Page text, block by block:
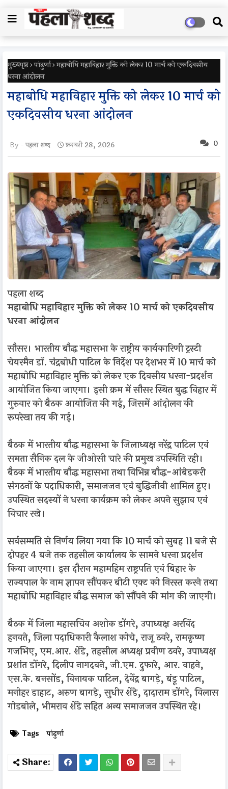
मुख्यपृष्ठ पांढुर्णा महाबोधि महाविहार मुक्ति को लेकर 10 मार्च को एकदिवसीय
धरना आंदोलन
महाबोधि महाविहार मुक्ति को लेकर 10 मार्च को
एकदिवसीय धरना आंदोलन
0
पहला शब्द फ़रवरी 28, 2026
पहला शब्द
महाबोधि महाविहार मुक्ति को लेकर 10 मार्च को एकदिवसीय
धरना आंदोलन
सौसर। भारतीय बौद्ध महासभा के राष्ट्रीय कार्यकारिणी ट्रस्टी
चेयरमैन डॉ. चंद्रबोधी पाटिल के निर्देश पर देशभर में 10 मार्च को
महाबोधि महाविहार मुक्ति को लेकर एक दिवसीय धरना-प्रदर्शन
आयोजित किया जाएगा। इसी क्रम में सौसर स्थित बुद्ध विहार में
गुरुवार को बैठक आयोजित की गई, जिसमें आंदोलन की
रूपरेखा तय की गई।
बैठक में भारतीय बौद्ध महासभा के जिलाध्यक्ष नरेंद्र पाटिल एवं
समता सैनिक दल के जीओसी चारे की प्रमुख उपस्थिति रही।
बैठक में भारतीय बौद्ध महासभा तथा विभिन्न बौद्ध-आंबेडकरी
संगठनों के पदाधिकारी, समाजजन एवं बुद्धिजीवी शामिल हुए।
उपस्थित सदस्यों ने धरना कार्यक्रम को लेकर अपने सुझाव एवं
विचार रखे।
सर्वसम्मति से निर्णय लिया गया कि 10 मार्च को सुबह 11 बजे से
दोपहर 4 बजे तक तहसील कार्यालय के सामने धरना प्रदर्शन
किया जाएगा। इस दौरान महामहिम राष्ट्रपति एवं बिहार के
राज्यपाल के नाम ज्ञापन सौंपकर बीटी एक्ट को निरस्त करने तथा
महाबोधि महाविहार बौद्ध समाज को सौंपने की मांग की जाएगी।
बैठक में जिला महासचिव अशोक डोंगरे, उपाध्यक्ष अरविंद
हनवते, जिला पदाधिकारी कैलाश कोचे, राजू ठवरे, रामकृष्ण
गजभिए, एम.आर. शेंडे, तहसील अध्यक्ष प्रवीण ठवरे, उपाध्यक्ष
प्रशांत डोंगरे, दिलीप नागदवने, जी.एम. दुफारे, आर. वाहने,
एस.के. बनसोंड, विनायक पाटिल, देवेंद्र बागड़े, बंडू पाटिल,
मनोहर डाहाट, अरुण बागड़े, सुधीर शेंडे, दादाराम डोंगरे, विलास
गोडबोले, भीमराव शेंडे सहित अन्य समाजजन उपस्थित रहे।
Tags पांढुर्णा